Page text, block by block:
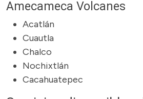
Amecameca Volcanes
Acatlán
Cuautla
Chalco
Nochixtlán
Cacahuatepec